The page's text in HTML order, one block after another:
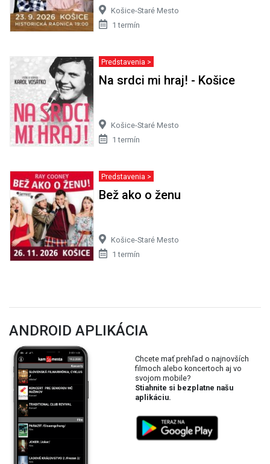
Košice-Staré Mesto
1 termín
Predstavenia >
Na srdci mi hraj! - Košice
Košice-Staré Mesto
1 termín
Predstavenia >
Bež ako o ženu
Košice-Staré Mesto
1 termín
ANDROID APLIKÁCIA
Chcete mať prehľad o najnovších
filmoch alebo koncertoch aj vo
svojom mobile?
Stiahnite si bezplatne našu
aplikáciu.